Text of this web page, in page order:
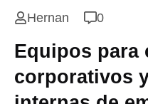
Hernan 0
Equipos para
corporativos